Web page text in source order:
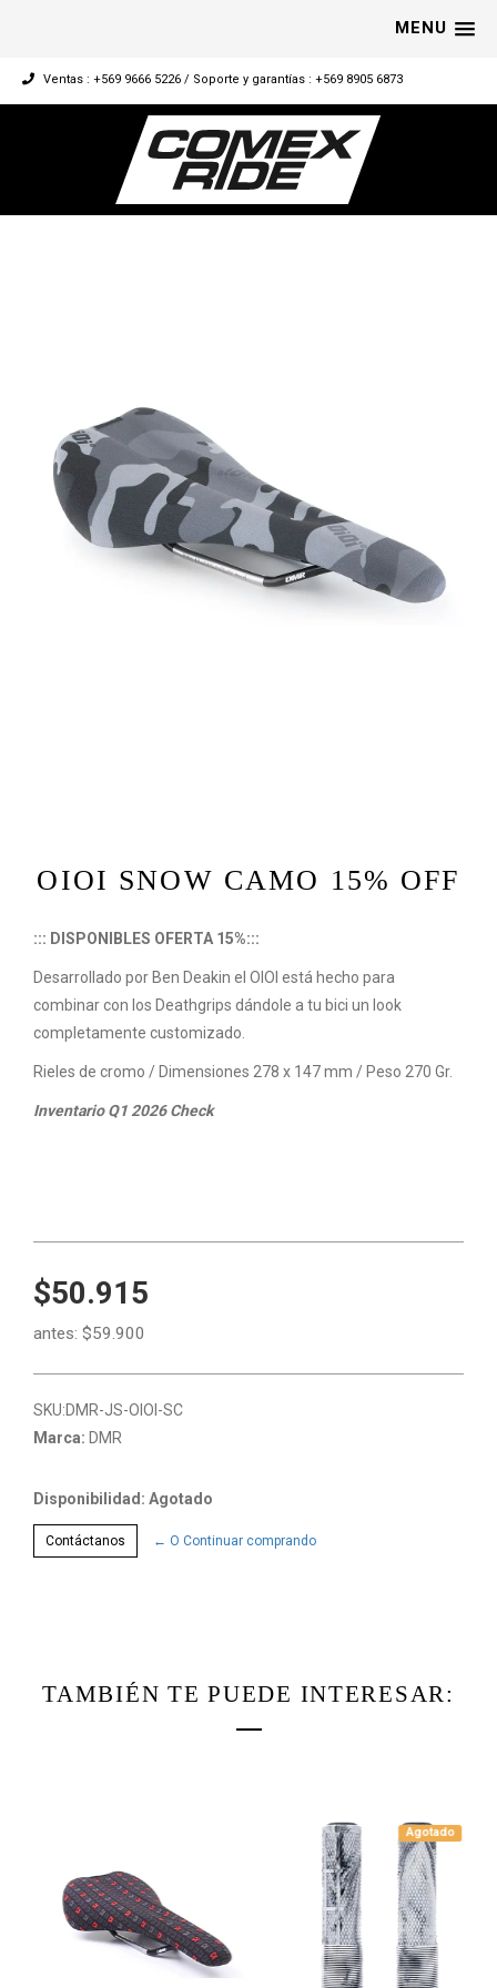
MENU
Ventas : +569 9666 5226 / Soporte y garantías : +569 8905 6873
OIOI SNOW CAMO 15% OFF
::: DISPONIBLES OFERTA 15%:::
Desarrollado por Ben Deakin el OIOI está hecho para
combinar con los Deathgrips dándole a tu bici un look
completamente customizado.
Rieles de cromo / Dimensiones 278 x 147 mm / Peso 270 Gr.
Inventario Q1 2026 Check
$50.915
antes: $59.900
SKU:DMR-JS-OIOI-SC
Marca: DMR
Disponibilidad: Agotado
Contáctanos ← O Continuar comprando
TAMBIÉN TE PUEDE INTERESAR:
Agotado